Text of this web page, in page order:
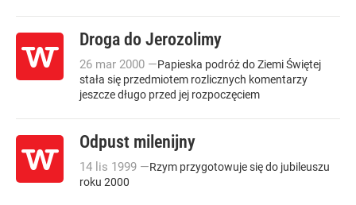
Droga do Jerozolimy
26 mar 2000 —Papieska podróż do Ziemi Świętej
stała się przedmiotem rozlicznych komentarzy
jeszcze długo przed jej rozpoczęciem
Odpust milenijny
14 lis 1999 —Rzym przygotowuje się do jubileuszu
roku 2000